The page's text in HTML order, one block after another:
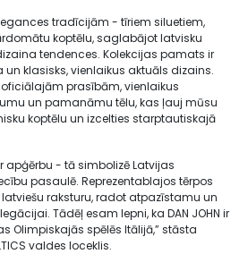
tradīcijām - tīriem siluetiem,
koptēlu, saglabājot latvisku
tendences. Kolekcijas pamats ir
klasisks, vienlaikus aktuāls dizains.
prasībām, vienlaikus
un pamanāmu tēlu, kas ļauj mūsu
koptēlu un izcelties starptautiskajā
apģērbu - tā simbolizē Latvijas
pasaulē. Reprezentablajos tērpos
raksturu, radot atpazīstamu un
Tādēļ esam lepni, ka DAN JOHN ir
Olimpiskajās spēlēs Itālijā,” stāsta
valdes loceklis.